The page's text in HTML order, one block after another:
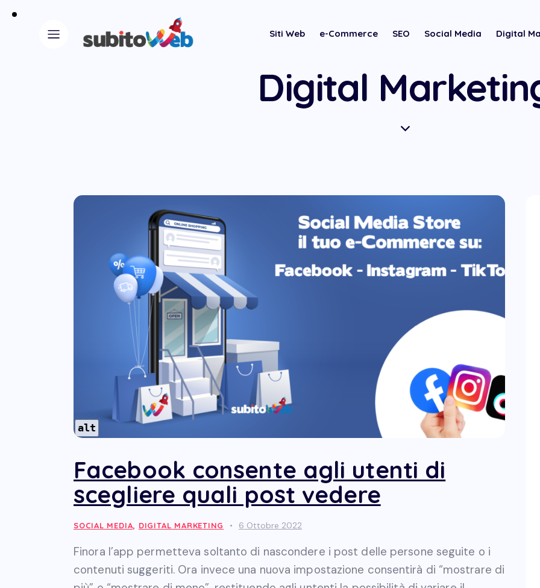
Siti Web e-Commerce SEO Social Media Digital
Digital
alt
Facebook consente agli utenti di
scegliere quali post vedere
SOCIAL MEDIA, DIGITAL MARKETING 6 Ottobre 2022
Finora l’app permetteva soltanto di nascondere i post delle persone seguite o i
contenuti suggeriti. Ora invece una nuova impostazione consentirà di “mostrare di